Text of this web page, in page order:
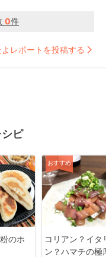
0件
レポートを投稿する
ピ
のホ
おすすめ
コリアン？イタ
ン？ハマチの極